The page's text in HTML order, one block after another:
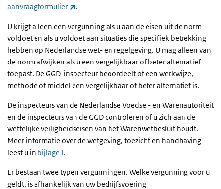
aanvraagformulier
(externe link)
.
U krijgt alleen een vergunning als u aan de eisen uit de norm
voldoet en als u voldoet aan situaties die specifiek betrekking
hebben op Nederlandse wet- en regelgeving. U mag alleen van
de norm afwijken als u een vergelijkbaar of beter alternatief
toepast. De GGD-inspecteur beoordeelt of een werkwijze,
methode of middel een vergelijkbaar of beter alternatief is.
De inspecteurs van de Nederlandse Voedsel- en Warenautoriteit
en de inspecteurs van de GGD controleren of u zich aan de
wettelijke veiligheidseisen van het Warenwetbesluit houdt.
Meer informatie over de wetgeving, toezicht en handhaving
leest u in bijlage I.
Er bestaan twee typen vergunningen. Welke vergunning voor u
geldt, is afhankelijk van uw bedrijfsvoering: